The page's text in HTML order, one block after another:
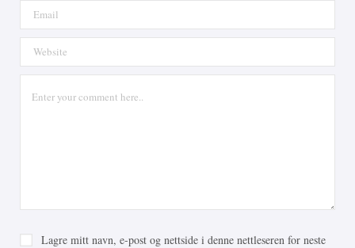
Lagre mitt navn, e-post og nettside i denne nettleseren for neste